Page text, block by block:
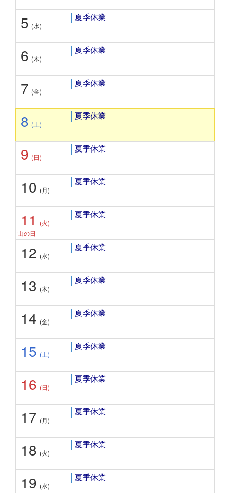
5 (水)
夏季休業
6 (木)
夏季休業
7 (金)
夏季休業
8 (土)
夏季休業
9 (日)
夏季休業
10 (月)
夏季休業
11
(火)
山の日
夏季休業
12 (水)
夏季休業
13 (木)
夏季休業
14 (金)
夏季休業
15 (土)
夏季休業
16 (日)
夏季休業
17 (月)
夏季休業
18 (火)
夏季休業
19 (水)
夏季休業